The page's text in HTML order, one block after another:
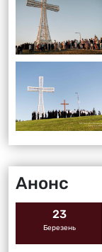
Анонс
23
Березень